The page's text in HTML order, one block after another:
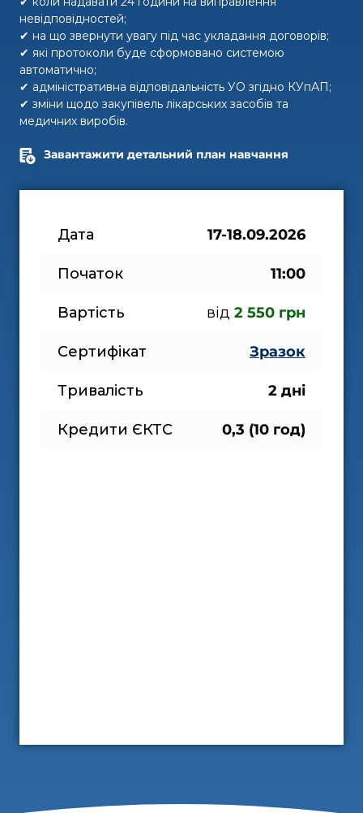
невідповідностей;
✔ на що звернути увагу під час укладання договорів;
✔ які протоколи буде сформовано системою
автоматично;
✔ адміністративна відповідальність УО згідно КУпАП;
✔ зміни щодо закупівель лікарських засобів та
медичних виробів.
Завантажити детальний план навчання
Дата 17-18.09.2026
Початок 11:00
Вартість від 2 550 грн
Сертифікат Зразок
Тривалість 2 дні
Кредити ЄКТС 0,3 (10 год)